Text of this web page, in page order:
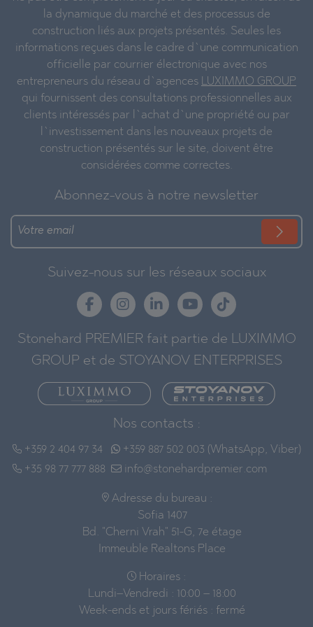
la dynamique du marché et des processus de
construction liés aux projets présentés. Seules les
informations reçues dans le cadre d`une communication
officielle par courrier électronique avec nos
entrepreneurs du réseau d`agences LUXIMMO GROUP
qui fournissent des consultations professionnelles aux
clients intéressés par l`achat d`une propriété ou par
l`investissement dans les nouveaux projets de
construction présentés sur le site, doivent être
considérées comme correctes.
Abonnez-vous à notre newsletter
Suivez-nous sur les réseaux sociaux
Stonehard PREMIER fait partie de LUXIMMO
GROUP et de STOYANOV ENTERPRISES
Nos contacts :
+359 2 404 97 34
+35 98 77 777 888
+359 887 502 003 (WhatsApp, Viber)
info@stonehardpremier.com
Adresse du bureau :
Sofia 1407
Bd. "Cherni Vrah" 51-G, 7e étage
Immeuble Realtons Place
Horaires :
Lundi–Vendredi : 10:00 – 18:00
Week-ends et jours fériés : fermé